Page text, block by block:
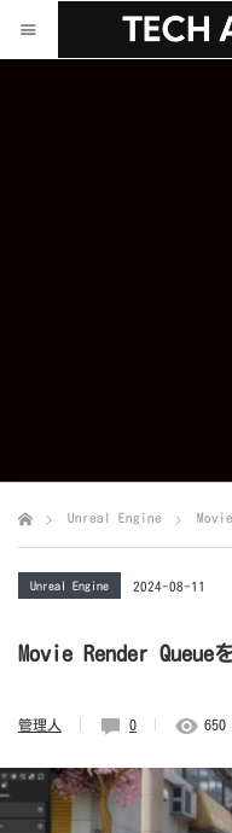
Unreal Engine
Unreal Engine 2024-08-11
Movie Render Queue
管理人 0 650